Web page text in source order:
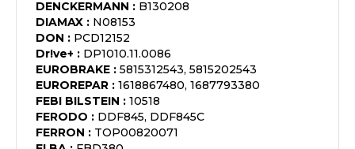
DENCKERMANN : B130208
DIAMAX : N08153
DON : PCD12152
Dr!ve+ : DP1010.11.0086
EUROBRAKE : 5815312543, 5815202543
EUROREPAR : 1618867480, 1687793380
FEBI BILSTEIN : 10518
FERODO : DDF845, DDF845C
FERRON : TOP00820071